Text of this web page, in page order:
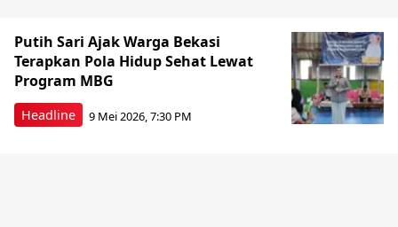
Headline
Putih Sari Ajak Warga Bekasi
Terapkan Pola Hidup Sehat Lewat
Program MBG
9 Mei 2026, 7:30 PM